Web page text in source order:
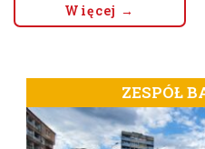
Więcej →
ZESPÓŁ